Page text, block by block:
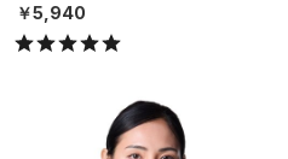
￥5,940